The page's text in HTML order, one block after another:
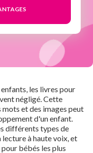
les livres pour
négligé. Cette
et des images peut
d'un enfant.
différents types de
à haute voix, et
bébés les plus